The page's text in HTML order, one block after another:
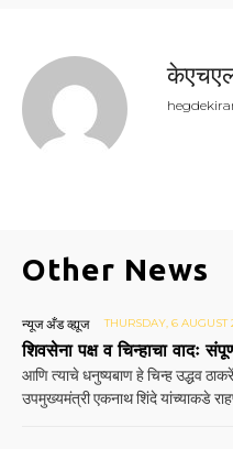
Other News
न्यूज अँड व्ह्यूज THURSDAY, 6 AUGUST
शिवसेना पक्ष व चिन्हाचा वादः
आणि त्याचे धनुष्यबाण हे चिन्ह उद्धव
उपमुख्यमंत्री एकनाथ शिंदे यांच्याकडे